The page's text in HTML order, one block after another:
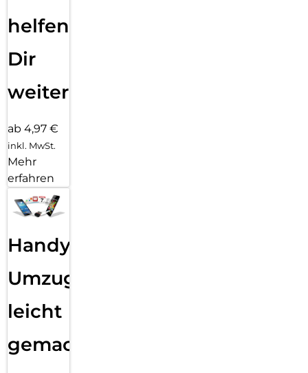
helfen
Dir
weiter
ab 4,97 €
inkl. MwSt.
Mehr
erfahren
Handy
Umzug
leicht
gemacht!